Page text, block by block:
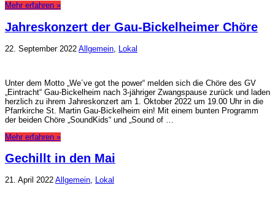
Mehr erfahren »
Jahreskonzert der Gau-Bickelheimer Chöre
22. September 2022 Allgemein Lokal
Unter dem Motto „We´ve got the power“ melden sich die Chöre des GV
„Eintracht“ Gau-Bickelheim nach 3-jähriger Zwangspause zurück und laden
herzlich zu ihrem Jahreskonzert am 1. Oktober 2022 um 19.00 Uhr in die
Pfarrkirche St. Martin Gau-Bickelheim ein! Mit einem bunten Programm
der beiden Chöre „SoundKids“ und „Sound of …
Mehr erfahren »
Gechillt in den Mai
21. April 2022 Allgemein, Lokal